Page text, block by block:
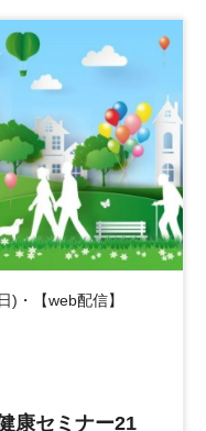
)・【web配信】
康セミナー21